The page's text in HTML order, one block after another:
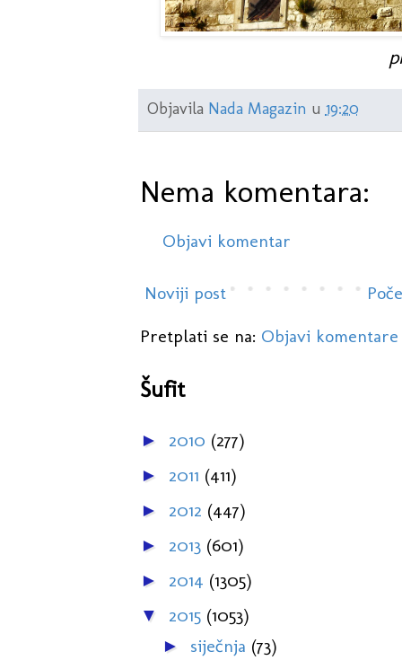
Objavila Nada Magazin u 19:20
Nema komentara:
Objavi komentar
Noviji post
Pretplati se na: Objavi
Šufit
► 2010 (277)
► 2011 (411)
► 2012 (447)
► 2013 (601)
► 2014 (1305)
▼ 2015 (1053)
► siječnja (73)